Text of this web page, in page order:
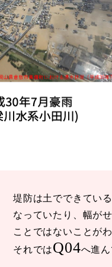
堤防は土でできてい
なっていたり、幅が
ことではないことが
それではQ04へ進ん